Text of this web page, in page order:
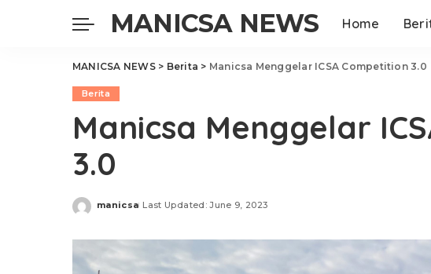
MANICSA NEWS Home
MANICSA NEWS> Berita > Manicsa Menggelar ICSA Competition 3.0
Berita
Manicsa Menggelar
3.0
Posted
manicsa Last Updated: June 9, 2023